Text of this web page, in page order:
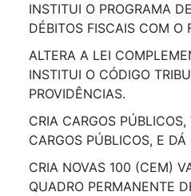
INSTITUI O PROGRAMA
DÉBITOS FISCAIS COM O
ALTERA A LEI
INSTITUI O CÓDIGO
PROVIDÊNCIAS.
CRIA CARGOS
CARGOS PÚBLICOS, E
CRIA NOVAS 100 (CEM)
QUADRO PERMANENTE